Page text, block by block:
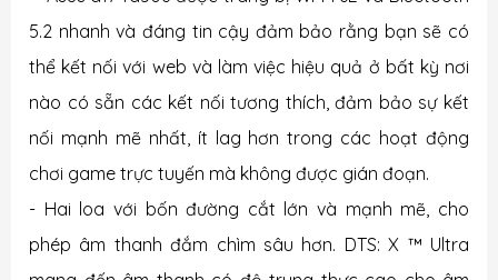
5.2 nhanh và đáng tin cậy đảm bảo rằng bạn sẽ có
thể kết nối với web và làm việc hiệu quả ở bất kỳ nơi
nào có sẵn các kết nối tương thích, đảm bảo sự kết
nối mạnh mẽ nhất, ít lag hơn trong các hoạt động
chơi game trực tuyến mà không được gián đoạn.
- Hai loa với bốn đường cắt lớn và mạnh mẽ, cho
phép âm thanh đắm chìm sâu hơn. DTS: X ™ Ultra